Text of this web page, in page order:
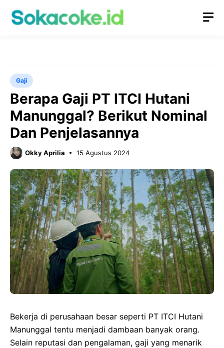
Gaji
Berapa Gaji PT ITCI Hutani
Manunggal? Berikut Nominal
Dan Penjelasannya
Okky Aprilia 15 Agustus 2024
Bekerja di perusahaan besar seperti PT ITCI Hutani
Manunggal tentu menjadi dambaan banyak orang.
Selain reputasi dan pengalaman, gaji yang menarik